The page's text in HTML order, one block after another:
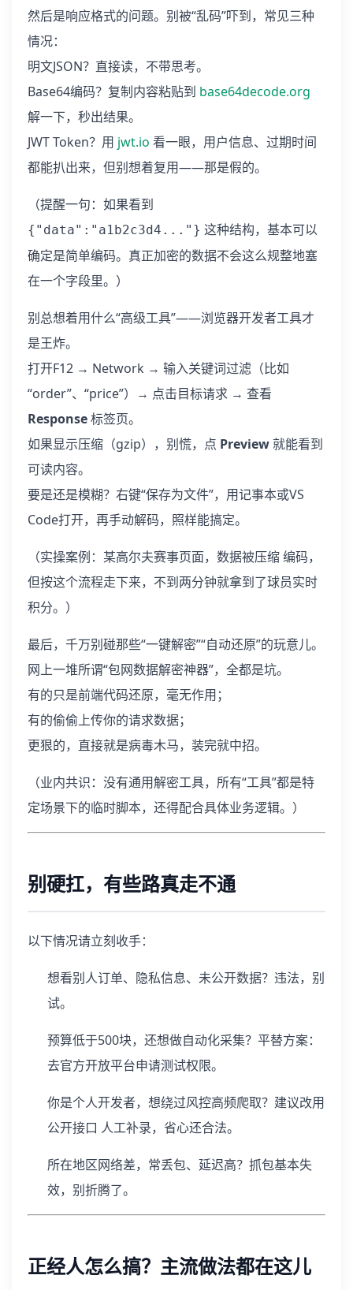
然后是响应格式的问题。别被“乱码”吓到，常见三种
情况：
明文JSON？直接读，不带思考。
Base64编码？复制内容粘贴到 base64decode.org
解一下，秒出结果。
JWT Token？用 jwt.io 看一眼，用户信息、过期时间
都能扒出来，但别想着复用——那是假的。
（提醒一句：如果看到
{"data":"a1b2c3d4..."} 这种结构，基本可以
确定是简单编码。真正加密的数据不会这么规整地塞
在一个字段里。）
别总想着用什么“高级工具”——浏览器开发者工具才
是王炸。
打开F12 → Network → 输入关键词过滤（比如
“order”、“price”）→ 点击目标请求 → 查看
Response标签页。
如果显示压缩（gzip），别慌，点 Preview就能看到
可读内容。
要是还是模糊？右键“保存为文件”，用记事本或VS
Code打开，再手动解码，照样能搞定。
（实操案例：某高尔夫赛事页面，数据被压缩 编码，
但按这个流程走下来，不到两分钟就拿到了球员实时
积分。）
最后，千万别碰那些“一键解密”“自动还原”的玩意儿。
网上一堆所谓“包网数据解密神器”，全都是坑。
有的只是前端代码还原，毫无作用；
有的偷偷上传你的请求数据；
更狠的，直接就是病毒木马，装完就中招。
（业内共识：没有通用解密工具，所有“工具”都是特
定场景下的临时脚本，还得配合具体业务逻辑。）
别硬扛，有些路真走不通
以下情况请立刻收手：
想看别人订单、隐私信息、未公开数据？违法，别
试。
预算低于500块，还想做自动化采集？平替方案：
去官方开放平台申请测试权限。
你是个人开发者，想绕过风控高频爬取？建议改用
公开接口 人工补录，省心还合法。
所在地区网络差，常丢包、延迟高？抓包基本失
效，别折腾了。
正经人怎么搞？主流做法都在这儿